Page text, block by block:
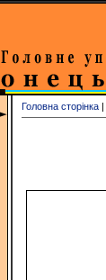
Головна сторінка |